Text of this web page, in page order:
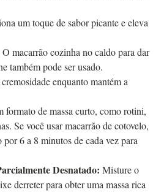
um toque de sabor picante e eleva
O macarrão cozinha no caldo para dar
também pode ser usado.
enquanto mantém a
formato de massa curto, como rotini,
Se você usar macarrão de cotovelo,
6 a 8 minutos de cada vez para
Desnatado: Misture o
derreter para obter uma massa rica